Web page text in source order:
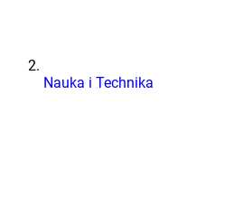
Nauka i Technika